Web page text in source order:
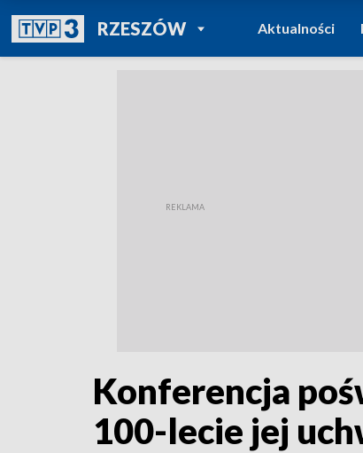
RZESZÓWPOWRÓT DO
TVP REGIONY
Aktualności
Konferencja
100-lecie jej